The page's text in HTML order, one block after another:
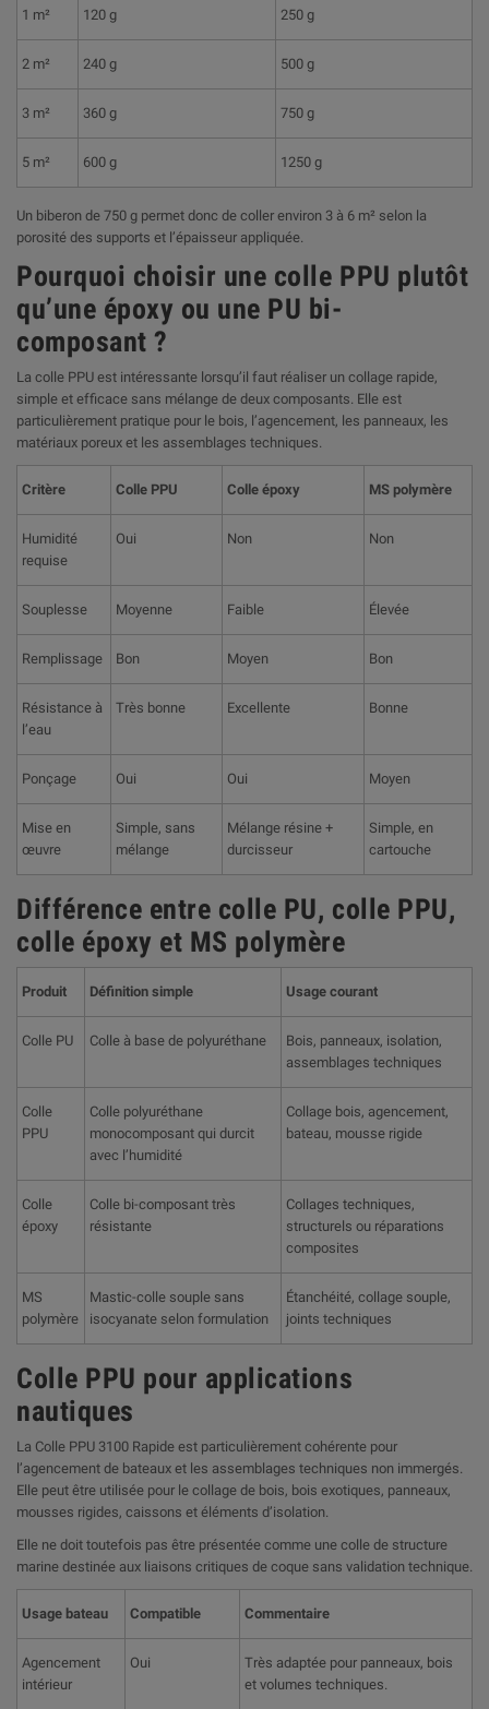
1 m² 120 g 250 g
2 m² 240 g 500 g
3 m² 360 g 750 g
5 m² 600 g 1250 g
Un biberon de 750 g permet donc de coller environ 3 à 6 m² selon la
porosité des supports et l’épaisseur appliquée.
Pourquoi choisir une colle PPU plutôt
qu’une époxy ou une PU bi-
composant ?
La colle PPU est intéressante lorsqu’il faut réaliser un collage rapide,
simple et efficace sans mélange de deux composants. Elle est
particulièrement pratique pour le bois, l’agencement, les panneaux, les
matériaux poreux et les assemblages techniques.
Critère Colle PPU Colle époxy MS polymère
Humidité
requise
Oui Non Non
Souplesse Moyenne Faible Élevée
Remplissage Bon Moyen Bon
Résistance à
l’eau
Très bonne Excellente Bonne
Ponçage Oui Oui Moyen
Mise en
œuvre
Simple, sans
mélange
Mélange résine +
durcisseur
Simple, en
cartouche
Différence entre colle PU, colle PPU,
colle époxy et MS polymère
Produit Définition simple Usage courant
Colle PU Colle à base de polyuréthane
Bois, panneaux, isolation,
assemblages techniques
Colle
PPU
Colle polyuréthane
monocomposant qui durcit
avec l’humidité
Collage bois, agencement,
bateau, mousse rigide
Colle
époxy
Colle bi-composant très
résistante
Collages techniques,
structurels ou réparations
composites
MS
polymère
Mastic-colle souple sans
isocyanate selon formulation
Étanchéité, collage souple,
joints techniques
Colle PPU pour applications
nautiques
La Colle PPU 3100 Rapide est particulièrement cohérente pour
l’agencement de bateaux et les assemblages techniques non immergés.
Elle peut être utilisée pour le collage de bois, bois exotiques, panneaux,
mousses rigides, caissons et éléments d’isolation.
Elle ne doit toutefois pas être présentée comme une colle de structure
marine destinée aux liaisons critiques de coque sans validation technique.
Usage bateau Compatible Commentaire
Agencement
intérieur
Oui
Très adaptée pour panneaux, bois
et volumes techniques.